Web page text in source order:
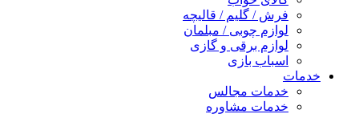
فرش / گلیم / قالیچه
لوازم چوبی / مبلمان
لوازم برقی و گازی
اسباب بازی
خدمات
خدمات مجالس
خدمات مشاوره